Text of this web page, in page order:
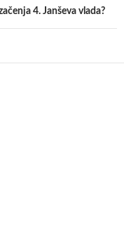
4. Janševa vlada?